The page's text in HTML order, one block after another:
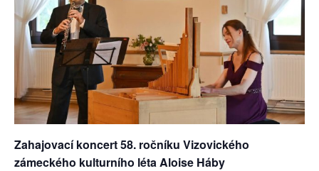
Zahajovací koncert 58. ročníku Vizovického
zámeckého kulturního léta Aloise Háby